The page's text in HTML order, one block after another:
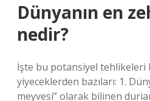
Dünyanın en
nedir?
İşte bu potansiyel tehlikeleri
yiyeceklerden bazıları: 1.
meyvesi” olarak bilinen